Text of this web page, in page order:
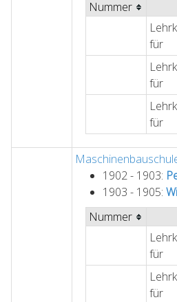
Nummer
für
für
für
1902 - 1903:
1903 - 1905:
Nummer
für
für